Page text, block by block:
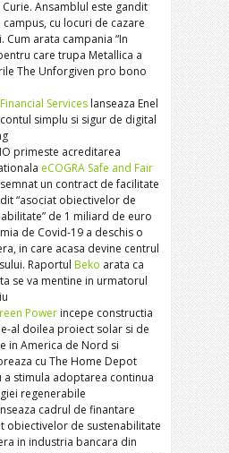
Ansamblul este gandit
cu locuri de cazare
Cum arata campania “In
care trupa Metallica a
The Unforgiven pro bono
Services lanseaza Enel
contul simplu si sigur de digital
primeste acreditarea
eCOGRA Safe and Fair
un contract de facilitate
“asociat obiectivelor de
de 1 miliard de euro
de Covid-19 a deschis o
in care acasa devine centrul
Raportul Beko arata ca
se va mentine in urmatorul
Power incepe constructia
al doilea proiect solar si de
in America de Nord si
cu The Home Depot
a stimula adoptarea continua
regenerabile
cadrul de finantare
obiectivelor de sustenabilitate
in industria bancara din